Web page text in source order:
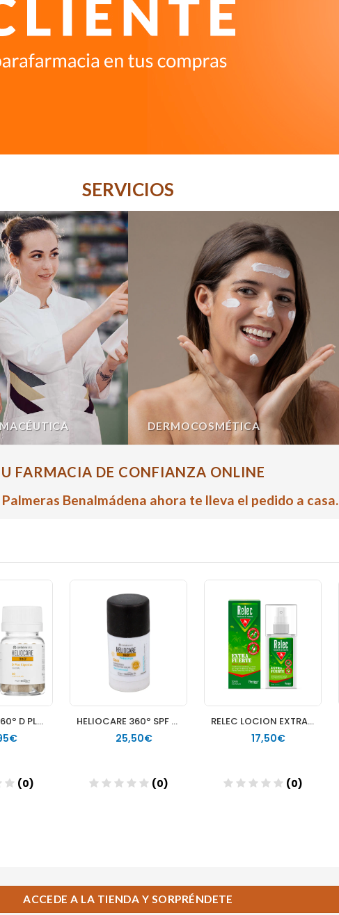
SERVICIOS
DERMOCOSMÉTICA
FARMACIA DE CONFIANZA ONLINE
Benalmádena ahora te lleva el pedido a casa.
ACCEDE A LA TIENDA Y SORPRÉNDETE